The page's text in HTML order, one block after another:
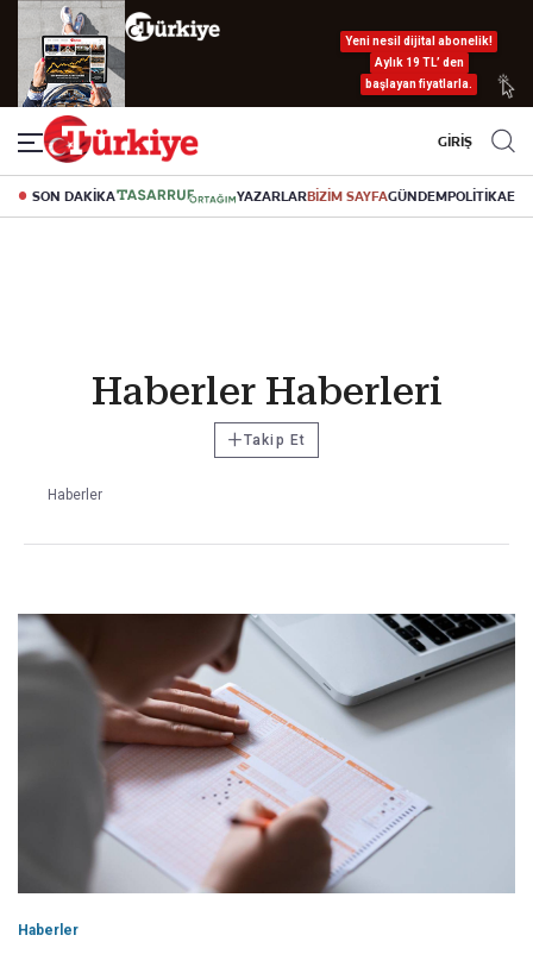
Yeni nesil dijital abonelik!
Aylık 19 TL’ den
başlayan fiyatlarla.
GİRİŞ
SON DAKİKA YAZARLARBİZİM SAYFAGÜNDEMPOLİTİKA
Haberler Haberleri
+Takip Et
Haberler
Haberler